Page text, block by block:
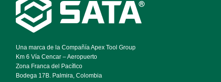
Footer
Navigation
Una marca de la Compañía Apex Tool Group
Km 6 Vía Cencar – Aeropuerto
Zona Franca del Pacífico
Bodega 17B. Palmira, Colombia